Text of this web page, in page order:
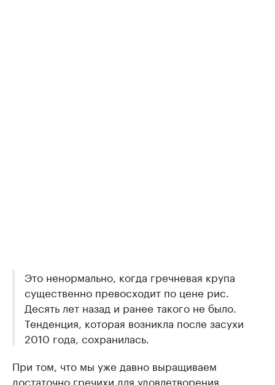
Это ненормально, когда гречневая крупа
существенно превосходит по цене рис.
Десять лет назад и ранее такого не было.
Тенденция, которая возникла после засухи
2010 года, сохранилась.
При том, что мы уже давно выращиваем
достаточно гречихи для удовлетворения